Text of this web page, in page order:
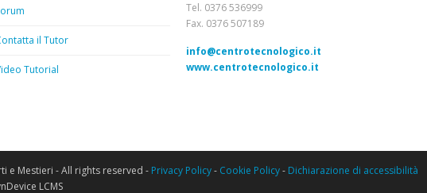
il Tutor
Tutorial
Tel. 0376 536999
Fax. 0376 507189
info@centrotecnologico.it
www.centrotecnologico.it
ai cookie
Per maggiori informazioni prendere visione dellacookie policy.
e Mestieri - All rights reserved - Privacy Policy- Cookie Policy- Dichiarazione di accessibilità
LCMS